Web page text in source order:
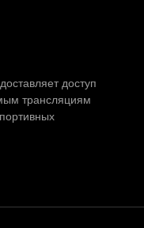
доступ
трансляциям